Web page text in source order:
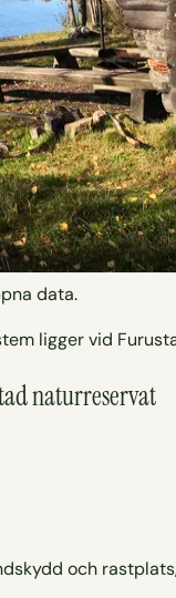
data.
ligger vid
naturreservat
och